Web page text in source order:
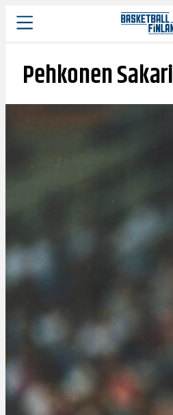
Siirry
sisältöön
Pehkonen Sakari